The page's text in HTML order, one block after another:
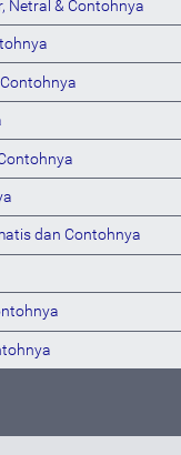
Netral & Contohnya
dan Contohnya